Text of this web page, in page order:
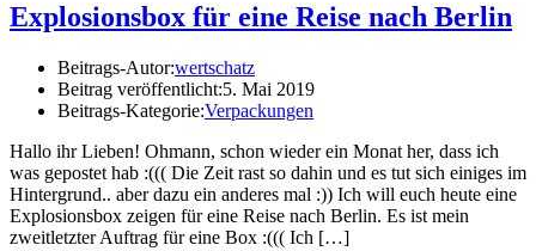
Explosionsbox für eine Reise nach Berlin
Beitrags-Autor:wertschatz
Beitrag veröffentlicht:5. Mai 2019
Beitrags-Kategorie:Verpackungen
Hallo ihr Lieben! Ohmann, schon wieder ein Monat her, dass ich
was gepostet hab :((( Die Zeit rast so dahin und es tut sich einiges im
Hintergrund.. aber dazu ein anderes mal :)) Ich will euch heute eine
Explosionsbox zeigen für eine Reise nach Berlin. Es ist mein
zweitletzter Auftrag für eine Box :((( Ich […]